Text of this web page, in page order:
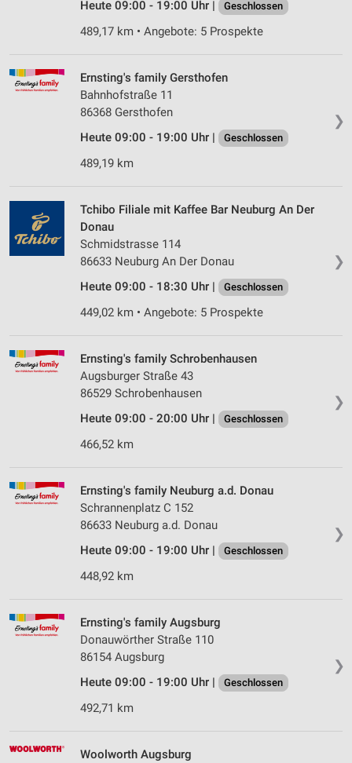
Heute 09:00 - 19:00 Uhr | Geschlossen
489,17 km • Angebote: 5 Prospekte
❯
Ernsting's family Gersthofen
Bahnhofstraße 11
86368 Gersthofen
Heute 09:00 - 19:00 Uhr |
Geschlossen
489,19 km
❯
Tchibo Filiale mit Kaffee Bar Neuburg An Der
Donau
Schmidstrasse 114
86633 Neuburg An Der Donau
Heute 09:00 - 18:30 Uhr |
Geschlossen
449,02 km • Angebote: 5 Prospekte
❯
Ernsting's family Schrobenhausen
Augsburger Straße 43
86529 Schrobenhausen
Heute 09:00 - 20:00 Uhr |
Geschlossen
466,52 km
❯
Ernsting's family Neuburg a.d. Donau
Schrannenplatz C 152
86633 Neuburg a.d. Donau
Heute 09:00 - 19:00 Uhr |
Geschlossen
448,92 km
❯
Ernsting's family Augsburg
Donauwörther Straße 110
86154 Augsburg
Heute 09:00 - 19:00 Uhr |
Geschlossen
492,71 km
Woolworth Augsburg